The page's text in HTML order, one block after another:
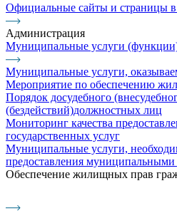
Официальные сайты и страницы в
Администрация
Муниципальные услуги
Муниципальные услуги,
Мероприятие по обеспечению
Порядок досудебного
(бездействий)должностных лиц
Мониторинг качества
государственных услуг
Муниципальные услуги,
предоставления
Обеспечение жилищных прав